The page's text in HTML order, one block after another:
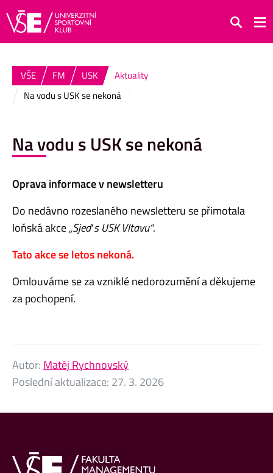
Hledat
VŠE FM USK
Aktuality
Na vodu s USK se nekoná
Na vodu s USK se nekoná
Oprava informace v newsletteru
Do nedávno rozeslaného newsletteru se přimotala
loňská akce„Sjeď s USK Vltavu“.
Tato akce se letos nekoná.
Omlouváme se za vzniklé nedorozumění a děkujeme
za pochopení.
Autor: Matěj Rychnovský
Poslední aktualizace: 27. 3. 2026